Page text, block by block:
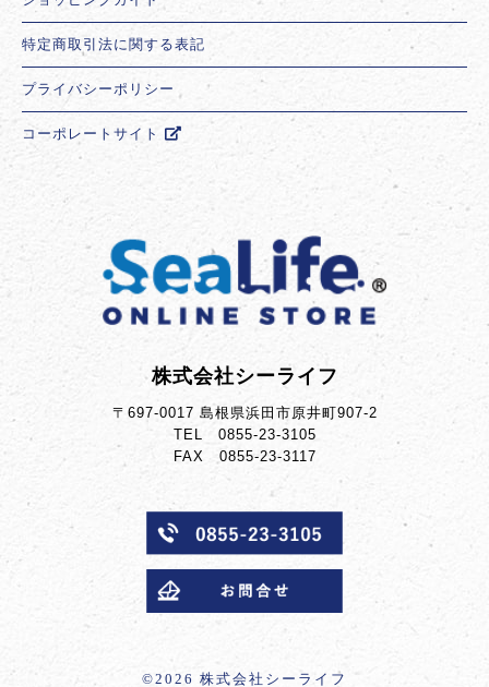
特定商取引法に関する表記
プライバシーポリシー
コーポレートサイト
株式会社シーライフ
〒697-0017 島根県浜田市原井町907-2
TEL 0855-23-3105
FAX 0855-23-3117
©︎2026 株式会社シーライフ